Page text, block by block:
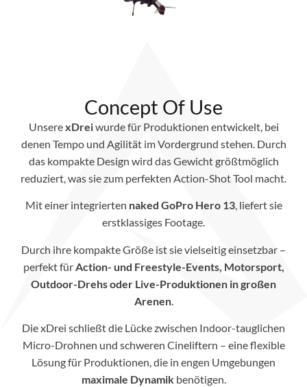
Concept Of Use
UnserexDreiwurde für Produktionen entwickelt, bei
denen Tempo und Agilität im Vordergrund stehen. Durch
das kompakte Design wird das Gewicht größtmöglich
reduziert, was sie zum perfekten Action-Shot Tool macht.
Mit einer integrierten naked GoPro Hero 13, liefert sie
erstklassiges Footage.
Durch ihre kompakte Größe ist sie vielseitig einsetzbar –
perfekt für Action- und Freestyle-Events, Motorsport,
Outdoor-Drehs oder Live-Produktionen in großen
Arenen.
Die xDrei schließt die Lücke zwischen Indoor-tauglichen
Micro-Drohnen und schweren Cineliftern – eine flexible
Lösung für Produktionen, die in engen Umgebungen
maximale Dynamikbenötigen.